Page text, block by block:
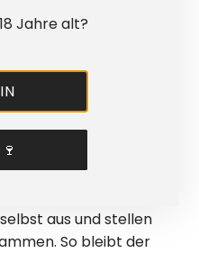
den Alltag — leicht
Säure.
weiß von
direkt aus
aus und stellen
So bleibt der
Jahre alt?